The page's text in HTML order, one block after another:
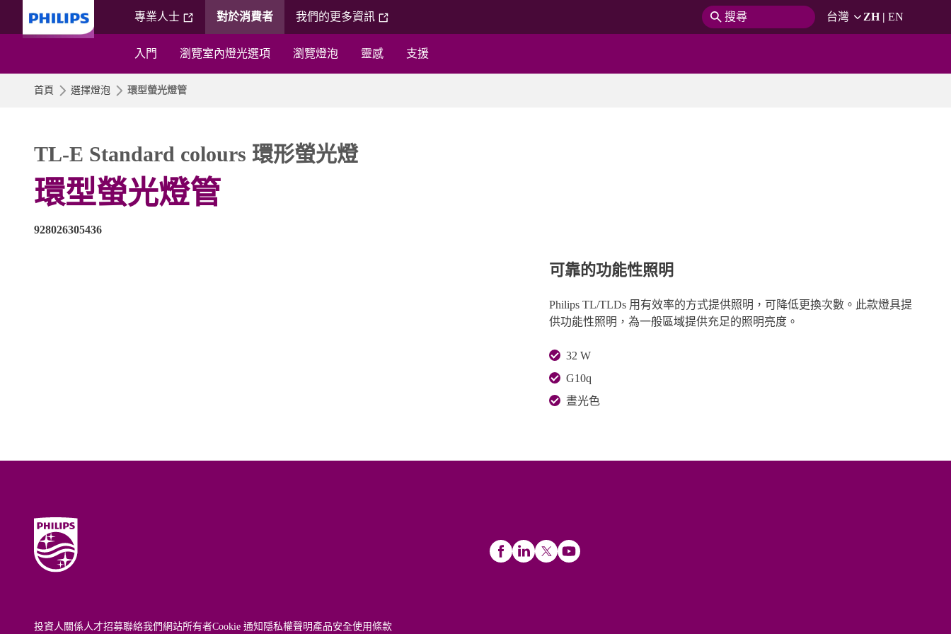
專業人士 對於消費者 我們的更多資訊 搜尋 台灣 ZH | EN
入門 瀏覽室內燈光選項 瀏覽燈泡 靈感 支援
首頁 選擇燈泡 環型螢光燈管
環型螢光燈管
TL-E Standard colours 環形螢光燈
928026305436
可靠的功能性照明
Philips TL/TLDs 用有效率的方式提供照明，可降低更換次數。此款燈具提
供功能性照明，為一般區域提供充足的照明亮度。
32 W
G10q
晝光色
投資人關係人才招募聯絡我們網站所有者Cookie 通知 隱私權聲明 產品安全使用條款